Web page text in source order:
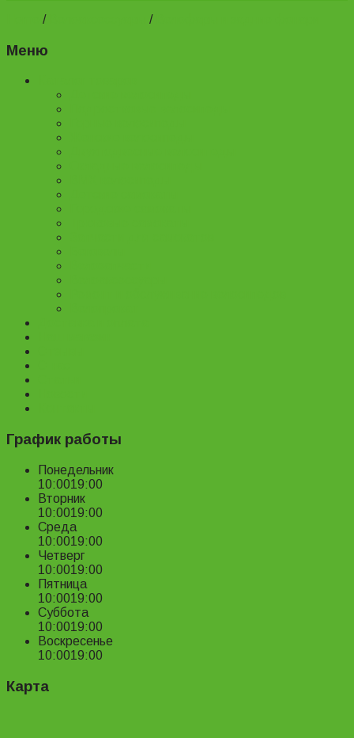
/ /
Меню
График работы
Понедельник
10:0019:00
Вторник
10:0019:00
Среда
10:0019:00
Четверг
10:0019:00
Пятница
10:0019:00
Суббота
10:0019:00
Воскресенье
10:0019:00
Карта